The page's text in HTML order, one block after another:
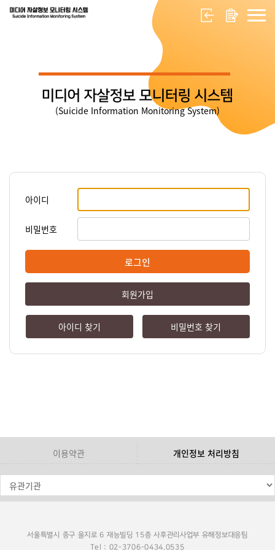
미디어 자살정보 모니터링 시스템
(Suicide Information Monitoring System)
아이디
비밀번호
로그인
회원가입
아이디 찾기 비밀번호 찾기
이용약관 개인정보 처리방침
서울특별시 중구 을지로 6 재능빌딩 15층 사후관리사업부 유해정보대응팀
Tel : 02-3706-0434,0535